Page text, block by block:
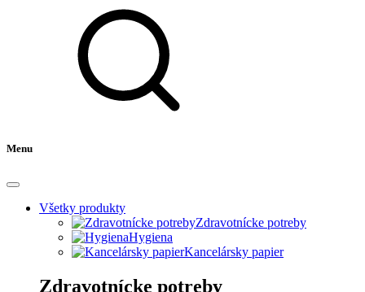
Menu
Všetky produkty
Zdravotnícke potreby
Hygiena
Kancelársky papier
Zdravotnícke potreby